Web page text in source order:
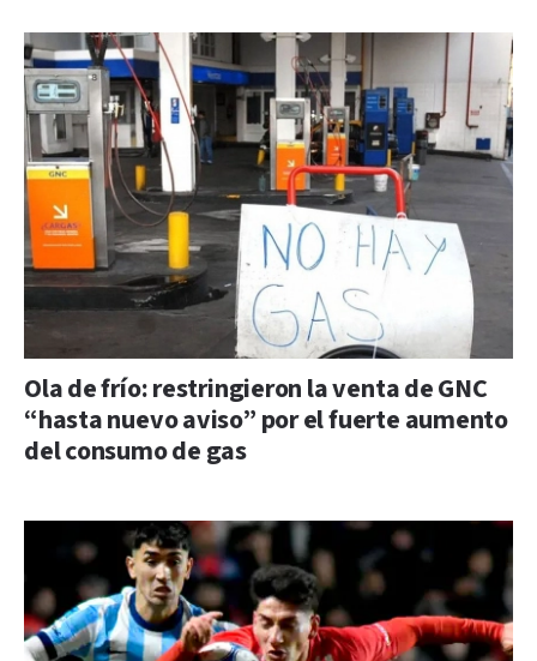
Ola de frío: restringieron la venta de GNC
“hasta nuevo aviso” por el fuerte aumento
del consumo de gas